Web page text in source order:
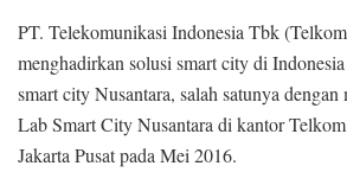
PT. Telekomunikasi Indonesia Tbk
menghadirkan solusi smart city di
smart city Nusantara, salah satunya
Lab Smart City Nusantara di kantor
Jakarta Pusat pada Mei 2016.